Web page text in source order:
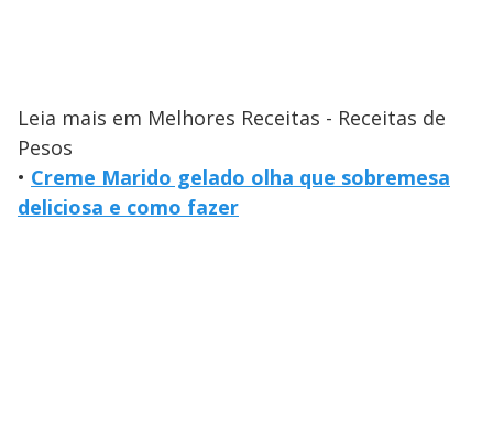
Leia mais em Melhores Receitas - Receitas de
Pesos
• Creme Marido gelado olha que sobremesa
deliciosa e como fazer